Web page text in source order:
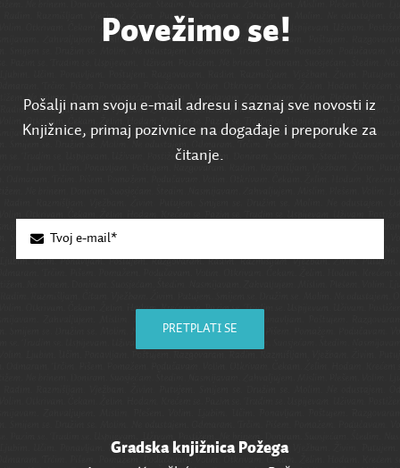
Povežimo se!
Pošalji nam svoju e-mail adresu i saznaj sve novosti iz
Knjižnice, primaj pozivnice na događaje i preporuke za
čitanje.
PRETPLATI SE
Gradska knjižnica Požega